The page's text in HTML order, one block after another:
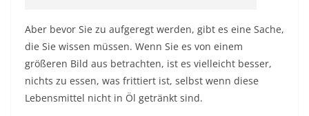
Aber bevor Sie zu aufgeregt werden, gibt es eine Sache,
die Sie wissen müssen. Wenn Sie es von einem
größeren Bild aus betrachten, ist es vielleicht besser,
nichts zu essen, was frittiert ist, selbst wenn diese
Lebensmittel nicht in Öl getränkt sind.